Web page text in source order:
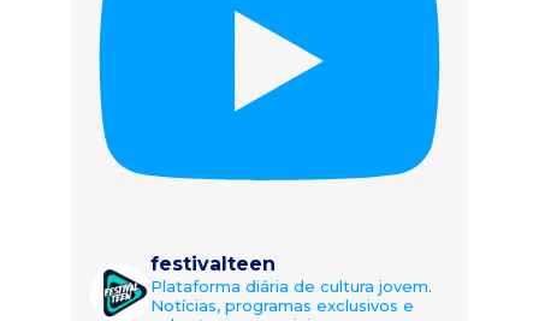
festivalteen
Plataforma diária de cultura jovem.
Notícias, programas exclusivos e